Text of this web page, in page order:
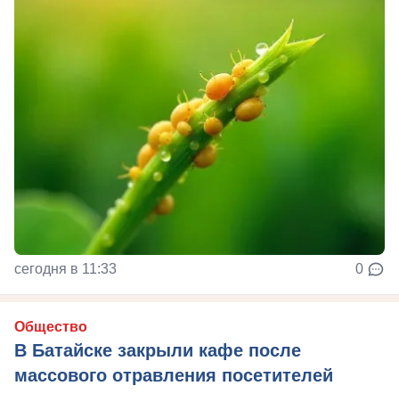
сегодня в 11:33 0
Общество
В Батайске закрыли кафе после
массового отравления посетителей